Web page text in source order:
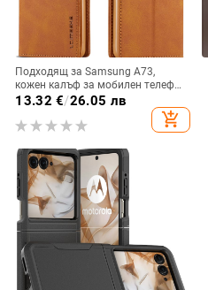
Подходящ за Samsung A73,
кожен калъф за мобилен телефон
A36/A16, калъф за мобилен
телефон A26/A56, флип калъф,
защитен калъф, невидима скоба.
13.32 €/26.05 лв
add_shopping_cart